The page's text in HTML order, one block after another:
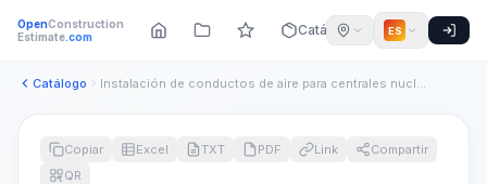
OpenConstruction
Estimate.com Catálogo ES
Catálogo Instalación de conductos de aire para centrales nucleares y ...
Copiar Excel TXT PDF Link
Compartir
QR